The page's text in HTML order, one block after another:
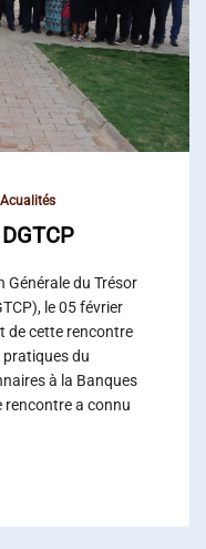
Acualités
Générale du Trésor
le 05 février
de cette rencontre
pratiques du
à la Banques
rencontre a connu